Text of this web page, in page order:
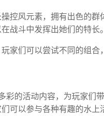
控风元素，拥有出色的
战斗中发挥出她们的特长。
家们可以尝试不同的组合
的活动内容，为玩家们
可以参与各种有趣的水